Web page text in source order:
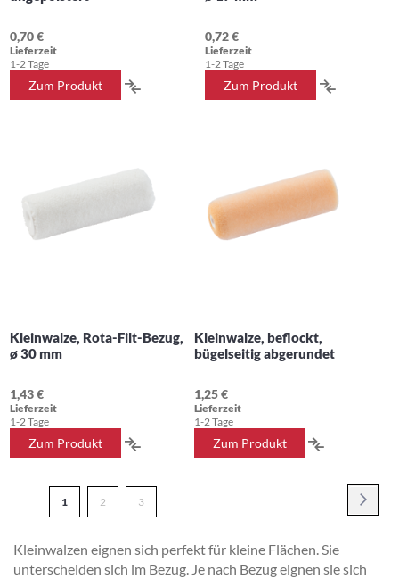
0,70 €
Lieferzeit
1-2 Tage
Zum Produkt
0,72 €
Lieferzeit
1-2 Tage
Zum Produkt
Kleinwalze, Rota-Filt-Bezug,
ø 30 mm
1,43 €
Lieferzeit
1-2 Tage
Zum Produkt
HINZUFÜGEN
Kleinwalze, beflockt,
bügelseitig abgerundet
1,25 €
Lieferzeit
1-2 Tage
Zum Produkt
Sie
gerade
1 Seite
2 Seite
3
Kleinwalzen eignen sich perfekt für kleine Flächen. Sie
unterscheiden sich im Bezug. Je nach Bezug eignen sie sich